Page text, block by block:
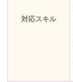
対応スキル